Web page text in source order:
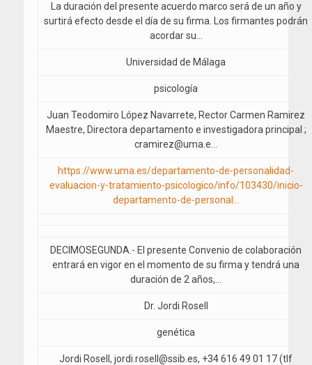
La duración del presente acuerdo marco será de un año y
surtirá efecto desde el día de su firma. Los firmantes podrán
acordar su…
Universidad de Málaga
psicología
Juan Teodomiro López Navarrete, Rector Carmen Ramirez
Maestre, Directora departamento e investigadora principal ;
cramirez@uma.e…
https://www.uma.es/departamento-de-personalidad-
evaluacion-y-tratamiento-psicologico/info/103430/inicio-
departamento-de-personal…
DECIMOSEGUNDA.- El presente Convenio de colaboración
entrará en vigor en el momento de su firma y tendrá una
duración de 2 años,…
Dr. Jordi Rosell
genética
Jordi Rosell, jordi.rosell@ssib.es, +34 616 49 01 17 (tlf